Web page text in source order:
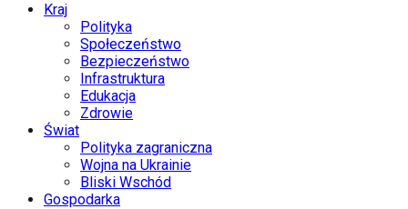
Kraj
Polityka
Społeczeństwo
Bezpieczeństwo
Infrastruktura
Edukacja
Zdrowie
Świat
Polityka zagraniczna
Wojna na Ukrainie
Bliski Wschód
Gospodarka